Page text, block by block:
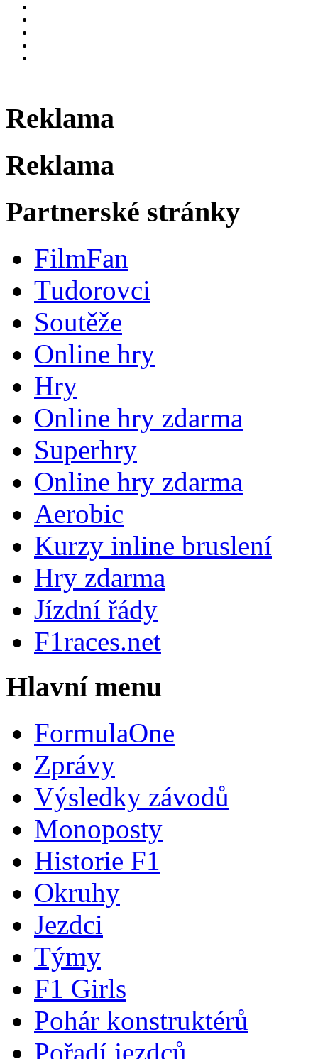
Reklama
Reklama
Partnerské stránky
FilmFan
Tudorovci
Soutěže
Online hry
Hry
Online hry zdarma
Superhry
Online hry zdarma
Aerobic
Kurzy inline bruslení
Hry zdarma
Jízdní řády
F1races.net
Hlavní menu
FormulaOne
Zprávy
Výsledky závodů
Monoposty
Historie F1
Okruhy
Jezdci
Týmy
F1 Girls
Pohár konstruktérů
Pořadí jezdců